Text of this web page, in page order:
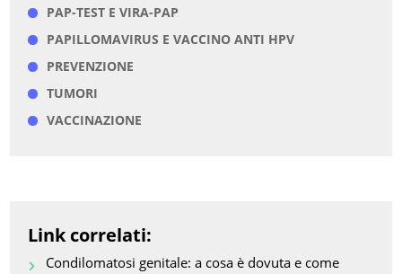
PAP-TEST E VIRA-PAP
PAPILLOMAVIRUS E VACCINO ANTI HPV
PREVENZIONE
TUMORI
VACCINAZIONE
Link correlati:
Condilomatosi genitale: a cosa è dovuta e come